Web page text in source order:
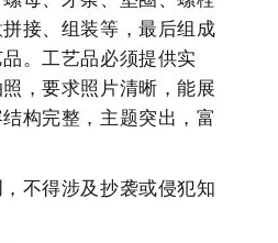
接、组装等，最后组成
。工艺品必须提供实
，要求照片清晰，能展
构完整，主题突出，富
不得涉及抄袭或侵犯知